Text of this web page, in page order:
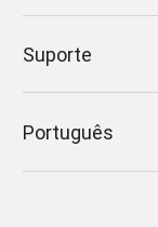
Suporte
Português